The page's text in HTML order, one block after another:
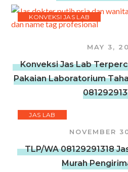
KONVEKSI JAS LAB
MAY 3,
Konveksi Jas Lab
Pakaian Laboratorium
JAS LAB
NOVEMBER
TLP/WA 08129291318
Murah